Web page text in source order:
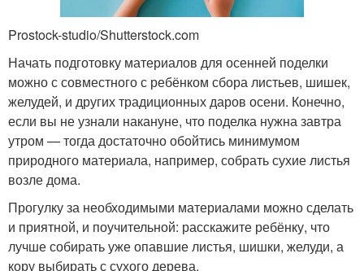
Prostock-studio/Shutterstock.com
Начать подготовку материалов для осенней поделки
можно с совместного с ребёнком сбора листьев, шишек,
желудей, и других традиционных даров осени. Конечно,
если вы не узнали накануне, что поделка нужна завтра
утром — тогда достаточно обойтись минимумом
природного материала, например, собрать сухие листья
возле дома.
Прогулку за необходимыми материалами можно сделать
и приятной, и поучительной: расскажите ребёнку, что
лучше собирать уже опавшие листья, шишки, желуди, а
кору выбирать с сухого дерева.